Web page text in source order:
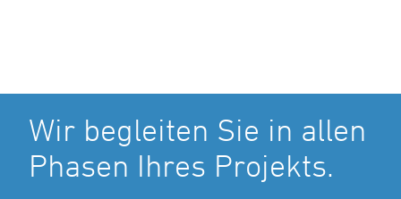
Wir begleiten Sie in allen
Phasen Ihres Projekts.